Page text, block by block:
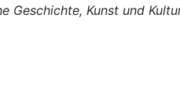
Geschichte, Kunst und